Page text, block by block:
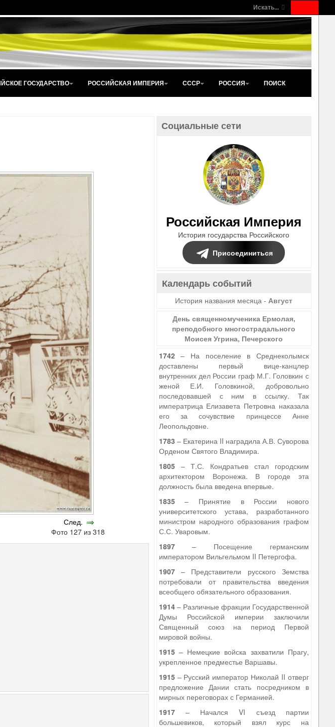
Искать...
ГОСУДАРСТВО РОССИЙСКАЯ ИМПЕРИЯ СССР РОССИЯ ПОИСК
След.
Фото 127 из 318
Социальные сети
Российская Империя
История государства Российского
Присоединиться
Календарь событий
История названия месяца -Август
День священномученика Ермолая,
преподобного многострадального
Моисея Угрина, Печерского
1742– На поселение в Среднеколымск
доставлены первый вице-канцлер
внутренних дел России граф М.Г. Головкин с
женой Е.И. Головкиной, добровольно
последовавшей с ним в ссылку. Так
императрица Елизавета Петровна наказала
его за сочувствие принцессе Анне
Леопольдовне.
1783 – Екатерина II наградила А.В. Суворова
Орденом Святого Владимира.
1805– Т.С. Кондратьев стал городским
архитектором Воронежа. В городе эта
должность была введена впервые.
1835– Принятие в России нового
университетского устава, разработанного
министром народного образования графом
С.С. Уваровым.
1897– Посещение германским
императором Вильгельмом II Петергофа.
1907– Представители русского Земства
потребовали от правительства введения
всеобщего обязательного образования.
1914– Различные фракции Государственной
Думы Российской империи заключили
Священный союз на период Первой
мировой войны.
1915– Немецкие войска захватили Прагу,
укрепленное предместье Варшавы.
1915– Русский император Николай II отверг
предложение Дании стать посредником в
мирных переговорах с Германией.
1917– Начался VI съезд партии
большевиков, который взял курс на